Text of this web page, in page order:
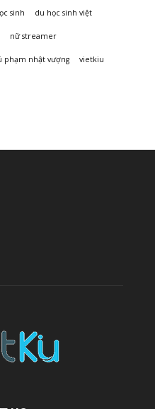
sinh du học sinh việt
nữ streamer
phạm nhật vượng vietkiu